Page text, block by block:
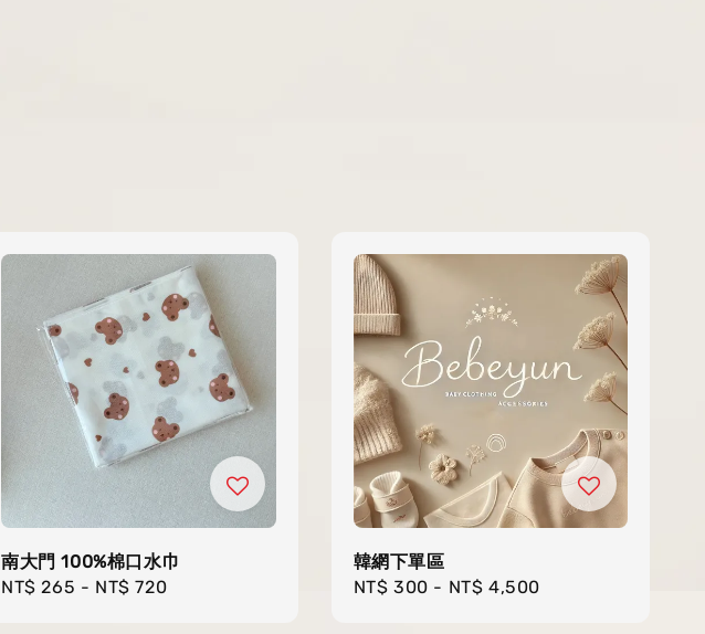
南大門 100%棉口水巾
Regular
NT$ 265 - NT$ 720
韓網下單區
Regular
NT$ 300 - NT$ 4,500